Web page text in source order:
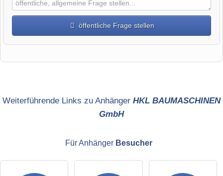
öffentliche Frage stellen
Weiterführende Links zu Anhänger HKL BAUMASCHINEN
GmbH
Für Anhänger Besucher